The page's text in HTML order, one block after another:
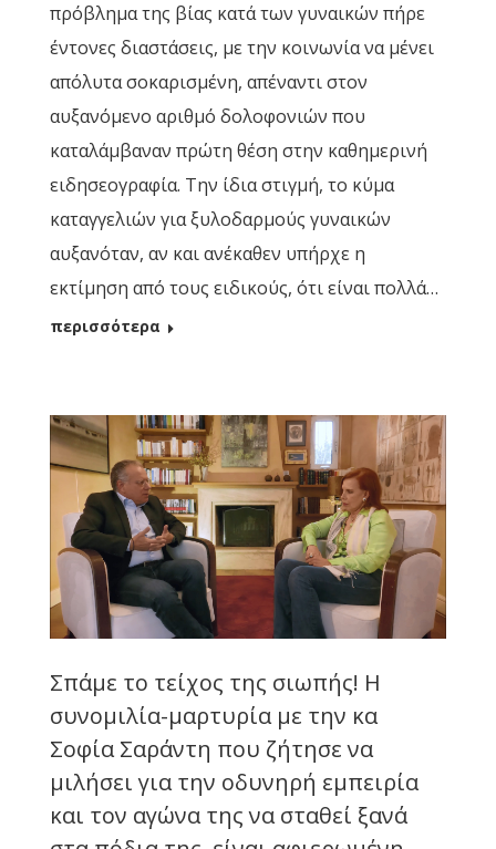
πρόβλημα της βίας κατά των γυναικών πήρε
έντονες διαστάσεις, με την κοινωνία να μένει
απόλυτα σοκαρισμένη, απέναντι στον
αυξανόμενο αριθμό δολοφονιών που
καταλάμβαναν πρώτη θέση στην καθημερινή
ειδησεογραφία. Την ίδια στιγμή, το κύμα
καταγγελιών για ξυλοδαρμούς γυναικών
αυξανόταν, αν και ανέκαθεν υπήρχε η
εκτίμηση από τους ειδικούς, ότι είναι πολλά…
περισσότερα
Σπάμε το τείχος της σιωπής! Η
συνομιλία-μαρτυρία με την κα
Σοφία Σαράντη που ζήτησε να
μιλήσει για την οδυνηρή εμπειρία
και τον αγώνα της να σταθεί ξανά